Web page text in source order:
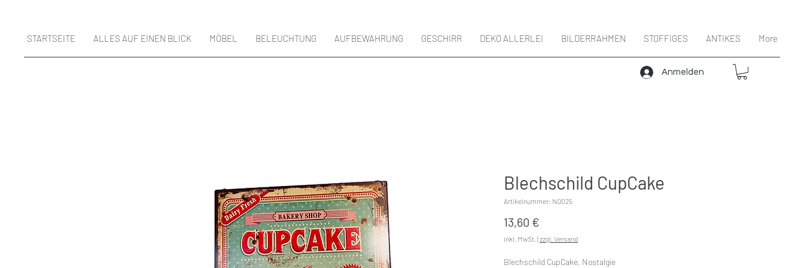
STARTSEITE ALLES AUF EINEN BLICK MÖBEL BELEUCHTUNG AUFBEWAHRUNG GESCHIRR DEKO ALLERLEI BILDERRAHMEN STOFFIGES ANTIKES More
Anmelden
Blechschild CupCake
Artikelnummer: NO025
13,60 €
inkl. MwSt. |zzgl. Versand
Blechschild CupCake, Nostalgie